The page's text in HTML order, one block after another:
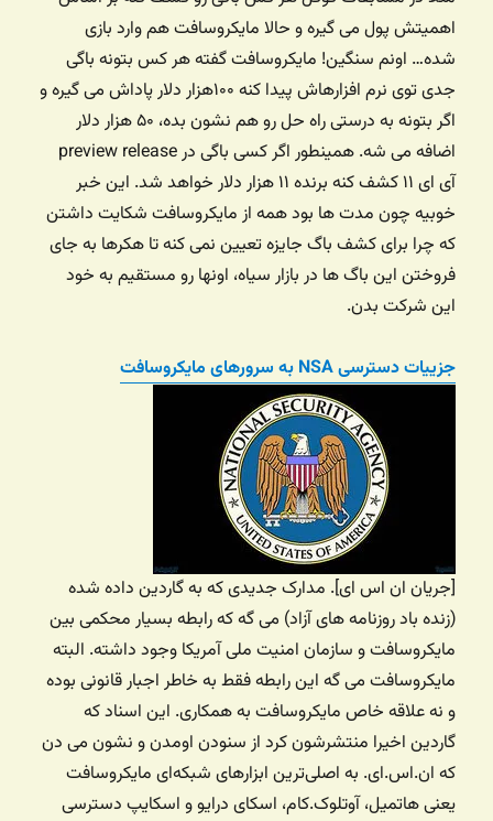
اهمیتش پول می گیره و حالا مایکروسافت هم وارد بازی
شده… اونم سنگین! مایکروسافت گفته هر کس بتونه باگی
جدی توی نرم افزارهاش پیدا کنه ۱۰۰هزار دلار پاداش می گیره و
اگر بتونه به درستی راه حل رو هم نشون بده، ۵۰ هزار دلار
اضافه می شه. همینطور اگر کسی باگی در preview release
آی ای ۱۱ کشف کنه برنده ۱۱ هزار دلار خواهد شد. این خبر
خوبیه چون مدت ها بود همه از مایکروسافت شکایت داشتن
که چرا برای کشف باگ جایزه تعیین نمی کنه تا هکرها به جای
فروختن این باگ ها در بازار سیاه، اونها رو مستقیم به خود
این شرکت بدن.
جزییات دسترسی NSA به سرورهای مایکروسافت
[جریان ان اس ای]. مدارک جدیدی که به گاردین داده شده
(زنده باد روزنامه های آزاد) می گه که رابطه بسیار محکمی بین
مایکروسافت و سازمان امنیت ملی آمریکا وجود داشته. البته
مایکروسافت می گه این رابطه فقط به خاطر اجبار قانونی بوده
و نه علاقه خاص مایکروسافت به همکاری. این اسناد که
گاردین اخیرا منتشرشون کرد از سنودن اومدن و نشون می دن
که ان.اس.ای. به اصلی‌ترین ابزارهای شبکه‌ای مایکروسافت
یعنی هاتمیل، آوتلوک.کام، اسکای درایو و اسکایپ دسترسی